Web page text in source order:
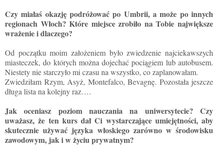
Czy miałaś okazję podróżować po Umbrii, a może po innych
regionach Włoch? Które miejsce zrobiło na Tobie największe
wrażenie i dlaczego?
Od początku moim założeniem było zwiedzenie najciekawszych
miasteczek, do których można dojechać pociągiem lub autobusem.
Niestety nie starczyło mi czasu na wszystko, co zaplanowałam.
Zwiedziłam Rzym, Asyż, Montefalco, Bevagnę. Pozostała jeszcze
długa lista na kolejny raz….
Jak oceniasz poziom nauczania na uniwersytecie? Czy
uważasz, że ten kurs dał Ci wystarczające umiejętności, aby
skutecznie używać języka włoskiego zarówno w środowisku
zawodowym, jak i w życiu prywatnym?